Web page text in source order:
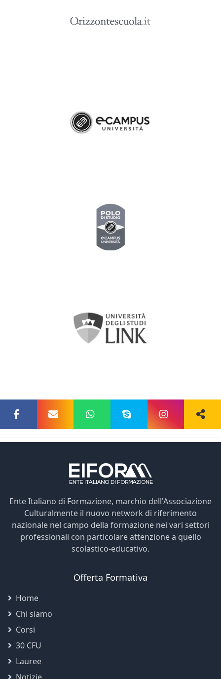
Ente Italiano di Formazione, marchio dell'Associazione
Culturalmente il nuovo network di riferimento
nazionale nel campo della formazione nei vari settori
professionali con particolare attenzione a quello
scolastico-educativo.
Offerta Formativa
Home
Chi siamo
Corsi
30 CFU
Lauree